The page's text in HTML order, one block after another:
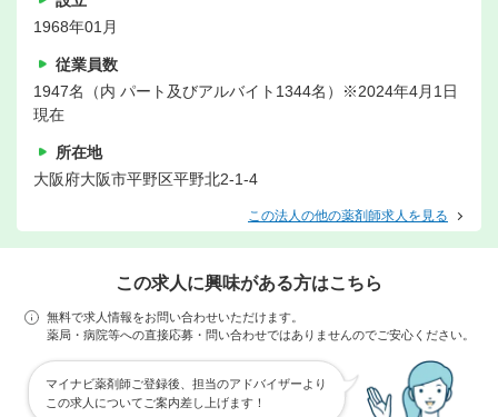
1968年01月
従業員数
1947名（内 パート及びアルバイト1344名）※2024年4月1日
現在
所在地
大阪府大阪市平野区平野北2-1-4
この法人の他の薬剤師求人を見る
この求人に興味がある方はこちら
無料で求人情報をお問い合わせいただけます。
薬局・病院等への直接応募・問い合わせではありませんのでご安心ください。
マイナビ薬剤師ご登録後、担当のアドバイザーより
この求人についてご案内差し上げます！